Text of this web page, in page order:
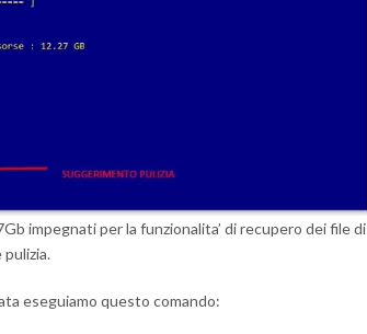
impegnati per la funzionalita’ di recupero dei file di
pulizia.
eseguiamo questo comando: